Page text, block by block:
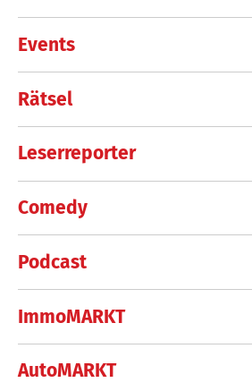
Events
Rätsel
Leserreporter
Comedy
Podcast
ImmoMARKT
AutoMARKT